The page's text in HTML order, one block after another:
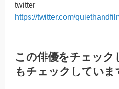
twitter
https://twitter.com/
この俳優をチェック
もチェックしていま